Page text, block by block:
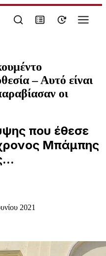
– Αυτό είναι
οι
που έθεσε
Μπάμπης
2021